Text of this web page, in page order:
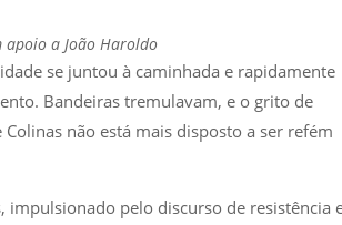
apoio a João Haroldo
se juntou à caminhada e rapidamente
Bandeiras tremulavam, e o grito de
não está mais disposto a ser refém
pelo discurso de resistência